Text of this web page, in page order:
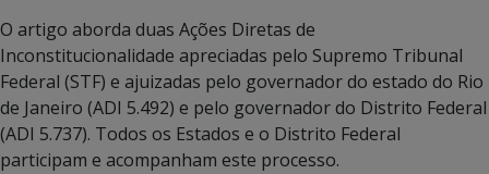
O artigo aborda duas Ações Diretas de
Inconstitucionalidade apreciadas pelo Supremo Tribunal
Federal (STF) e ajuizadas pelo governador do estado do Rio
de Janeiro (ADI 5.492) e pelo governador do Distrito Federal
(ADI 5.737). Todos os Estados e o Distrito Federal
participam e acompanham este processo.